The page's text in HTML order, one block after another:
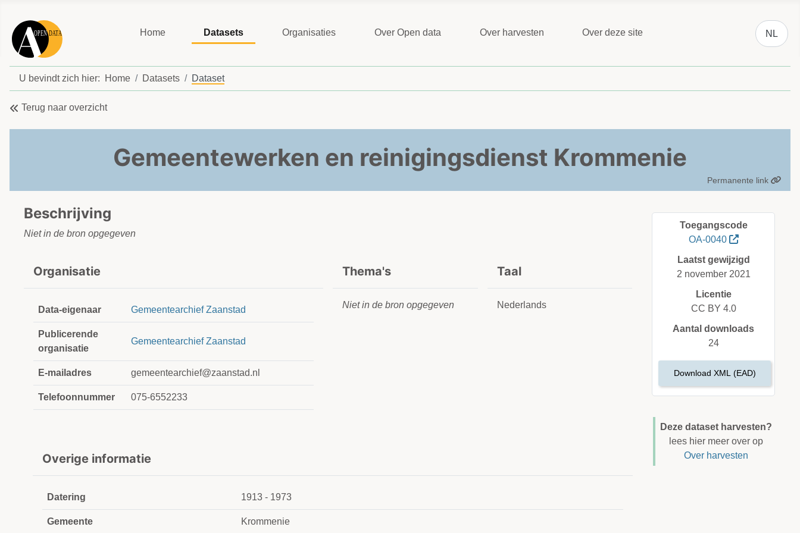
Home Datasets Organisaties Over Open data Over harvesten Over deze site
Selecteer
NL
U bevindt zich hier: Home Datasets Dataset
Terug naar overzicht
Gemeentewerken en reinigingsdienst Krommenie
Permanente link
Beschrijving
Niet in de bron opgegeven
Organisatie
Data-eigenaar Gemeentearchief Zaanstad
Publicerende
organisatie
Gemeentearchief Zaanstad
E-mailadres gemeentearchief@zaanstad.nl
Telefoonnummer 075-6552233
Thema's
Niet in de bron opgegeven
Taal
Nederlands
Overige informatie
Datering 1913 - 1973
Gemeente Krommenie
Toegangscode
OA-0040
Laatst gewijzigd
2 november 2021
Licentie
CC BY 4.0
Aantal downloads
24
Download XML (EAD)
Deze dataset harvesten?
lees hier meer over op
Over harvesten